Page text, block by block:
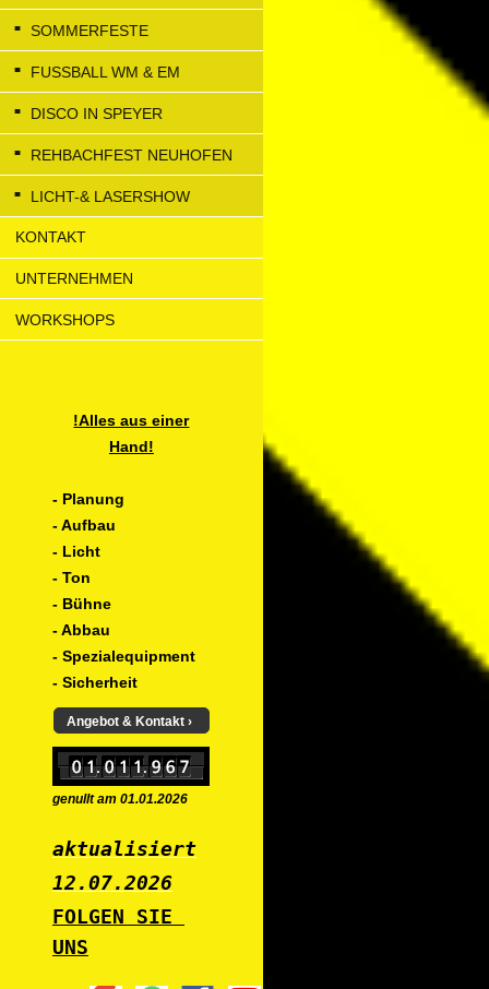
SOMMERFESTE
FUSSBALL WM & EM
DISCO IN SPEYER
REHBACHFEST NEUHOFEN
LICHT-& LASERSHOW
KONTAKT
UNTERNEHMEN
WORKSHOPS
!Alles aus einer
Hand!
- Planung
- Aufbau
- Licht
- Ton
- Bühne
- Abbau
- Spezialequipment
- Sicherheit
Angebot & Kontakt
genullt am 01.01.2026
aktualisiert
12.07.2026
FOLGEN SIE
UNS